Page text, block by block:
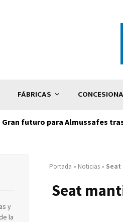
FÁBRICAS
Gran futuro para Almussafes
Portada » Noticias » Seat
Seat
y
la